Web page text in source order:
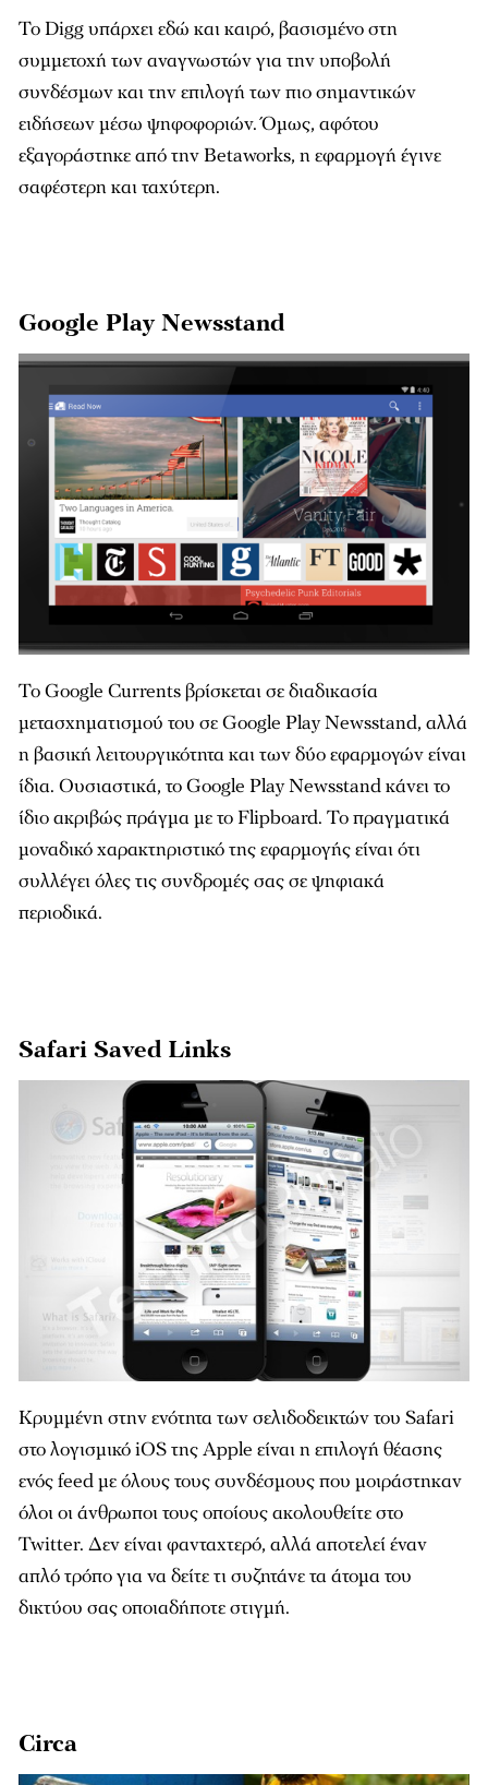
Το Digg υπάρχει εδώ και καιρό, βασισμένο στη
συμμετοχή των αναγνωστών για την υποβολή
συνδέσμων και την επιλογή των πιο σημαντικών
ειδήσεων μέσω ψηφοφοριών. Όμως, αφότου
εξαγοράστηκε από την Betaworks, η εφαρμογή έγινε
σαφέστερη και ταχύτερη.
Google Play Newsstand
Το Google Currents βρίσκεται σε διαδικασία
μετασχηματισμού του σε Google Play Newsstand, αλλά
η βασική λειτουργικότητα και των δύο εφαρμογών είναι
ίδια. Ουσιαστικά, το Google Play Newsstand κάνει το
ίδιο ακριβώς πράγμα με το Flipboard. Το πραγματικά
μοναδικό χαρακτηριστικό της εφαρμογής είναι ότι
συλλέγει όλες τις συνδρομές σας σε ψηφιακά
περιοδικά.
Safari Saved Links
Κρυμμένη στην ενότητα των σελιδοδεικτών του Safari
στο λογισμικό iOS της Apple είναι η επιλογή θέασης
ενός feed με όλους τους συνδέσμους που μοιράστηκαν
όλοι οι άνθρωποι τους οποίους ακολουθείτε στο
Twitter. Δεν είναι φανταχτερό, αλλά αποτελεί έναν
απλό τρόπο για να δείτε τι συζητάνε τα άτομα του
δικτύου σας οποιαδήποτε στιγμή.
Circa